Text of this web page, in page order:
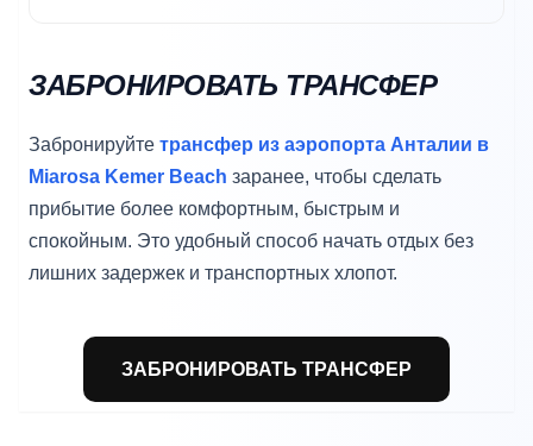
ЗАБРОНИРОВАТЬ ТРАНСФЕР
Забронируйте трансфер из аэропорта Анталии в
Miarosa Kemer Beach заранее, чтобы сделать
прибытие более комфортным, быстрым и
спокойным. Это удобный способ начать отдых без
лишних задержек и транспортных хлопот.
ЗАБРОНИРОВАТЬ ТРАНСФЕР